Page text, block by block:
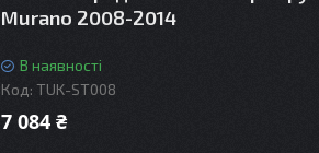
Murano 2008-2014
В наявності
Код: TUK-ST008
7 084 ₴